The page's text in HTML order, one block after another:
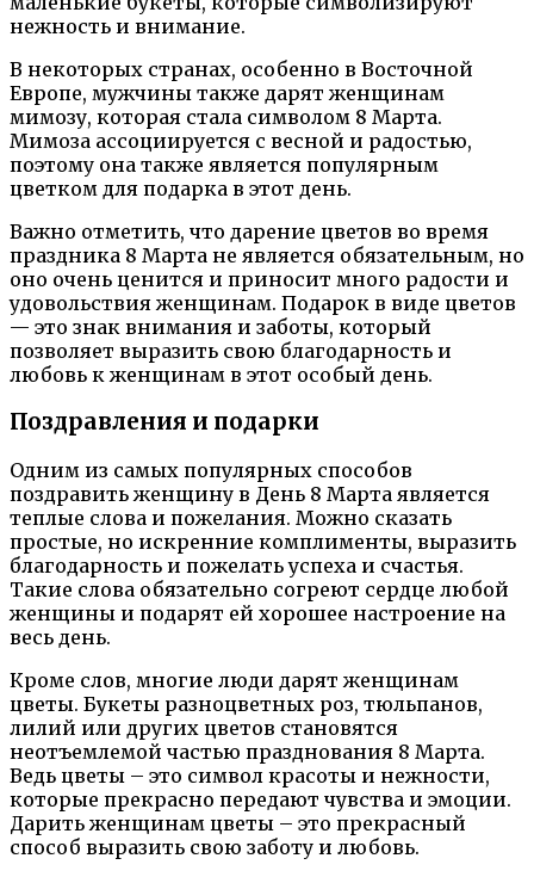
нежность и внимание.
В некоторых странах, особенно в Восточной
Европе, мужчины также дарят женщинам
мимозу, которая стала символом 8 Марта.
Мимоза ассоциируется с весной и радостью,
поэтому она также является популярным
цветком для подарка в этот день.
Важно отметить, что дарение цветов во время
праздника 8 Марта не является обязательным, но
оно очень ценится и приносит много радости и
удовольствия женщинам. Подарок в виде цветов
— это знак внимания и заботы, который
позволяет выразить свою благодарность и
любовь к женщинам в этот особый день.
Поздравления и подарки
Одним из самых популярных способов
поздравить женщину в День 8 Марта является
теплые слова и пожелания. Можно сказать
простые, но искренние комплименты, выразить
благодарность и пожелать успеха и счастья.
Такие слова обязательно согреют сердце любой
женщины и подарят ей хорошее настроение на
весь день.
Кроме слов, многие люди дарят женщинам
цветы. Букеты разноцветных роз, тюльпанов,
лилий или других цветов становятся
неотъемлемой частью празднования 8 Марта.
Ведь цветы – это символ красоты и нежности,
которые прекрасно передают чувства и эмоции.
Дарить женщинам цветы – это прекрасный
способ выразить свою заботу и любовь.